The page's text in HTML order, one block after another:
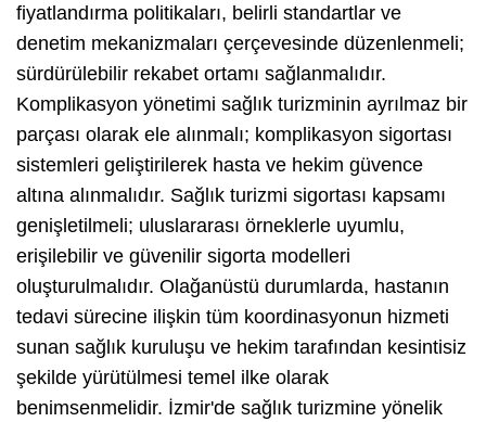
fiyatlandırma politikaları, belirli standartlar ve
denetim mekanizmaları çerçevesinde düzenlenmeli;
sürdürülebilir rekabet ortamı sağlanmalıdır.
Komplikasyon yönetimi sağlık turizminin ayrılmaz bir
parçası olarak ele alınmalı; komplikasyon sigortası
sistemleri geliştirilerek hasta ve hekim güvence
altına alınmalıdır. Sağlık turizmi sigortası kapsamı
genişletilmeli; uluslararası örneklerle uyumlu,
erişilebilir ve güvenilir sigorta modelleri
oluşturulmalıdır. Olağanüstü durumlarda, hastanın
tedavi sürecine ilişkin tüm koordinasyonun hizmeti
sunan sağlık kuruluşu ve hekim tarafından kesintisiz
şekilde yürütülmesi temel ilke olarak
benimsenmelidir. İzmir'de sağlık turizmine yönelik